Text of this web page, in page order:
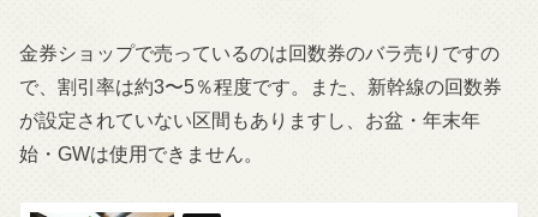
金券ショップで売っているのは回数券のバラ売りですの
で、割引率は約3〜5％程度です。また、新幹線の回数券
が設定されていない区間もありますし、お盆・年末年
始・GWは使用できません。